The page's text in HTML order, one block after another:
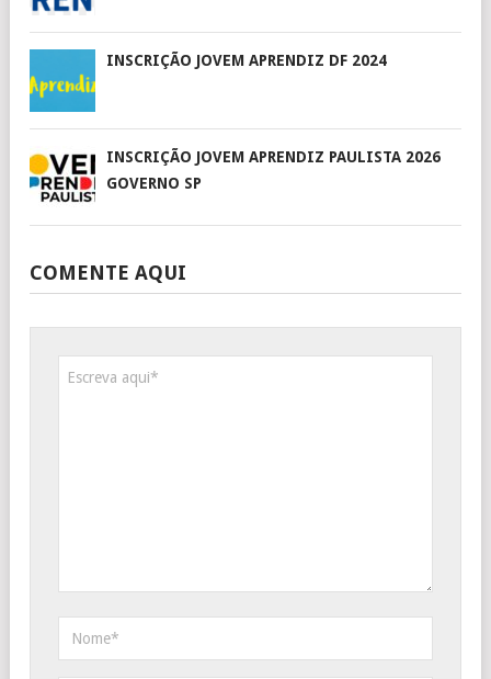
INSCRIÇÃO JOVEM APRENDIZ DF 2024
INSCRIÇÃO JOVEM APRENDIZ PAULISTA 2026
GOVERNO SP
COMENTE AQUI